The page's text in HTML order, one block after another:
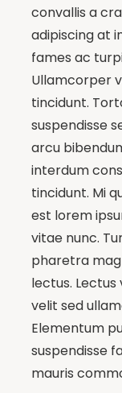
convallis a
adipiscing at
fames ac
Ullamcorper
tincidunt.
suspendisse
arcu
interdum
tincidunt. Mi
est lorem
vitae nunc.
pharetra
lectus.
velit sed
Elementum
suspendisse
mauris